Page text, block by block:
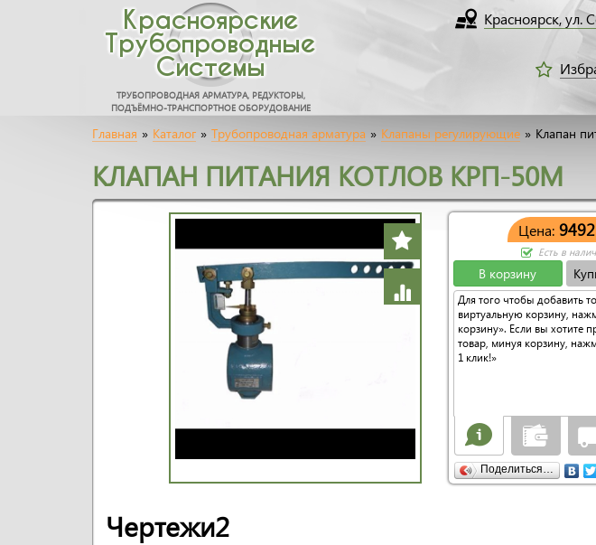
Красноярские
Трубопроводные
Системы
ТРУБОПРОВОДНАЯ АРМАТУРА, РЕДУКТОРЫ,
ПОДЪЁМНО-ТРАНСПОРТНОЕ ОБОРУДОВАНИЕ
Красноярск, ул.
Главная » Каталог » Трубопроводная арматура » Клапаны регулирующие » Клапан
КЛАПАН ПИТАНИЯ КОТЛОВ КРП-50М
Цена: 9492
Есть в
В корзину
Для того чтобы добавить
виртуальную корзину,
корзину». Если вы хотите
товар, минуя корзину,
1 клик!»
Поделиться…
Чертежи2